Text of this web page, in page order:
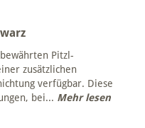
Pitzl-
zusätzlichen
verfügbar. Diese
bei... Mehr lesen